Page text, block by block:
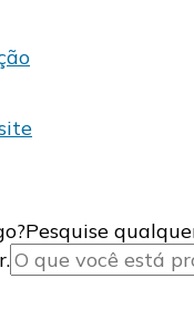
Pesquise